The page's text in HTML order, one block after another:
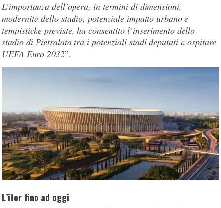
L’importanza dell’opera, in termini di dimensioni,
modernità dello stadio, potenziale impatto urbano e
tempistiche previste, ha consentito l’inserimento dello
stadio di Pietralata tra i potenziali stadi deputati a ospitare
UEFA Euro 2032”.
L’iter fino ad oggi